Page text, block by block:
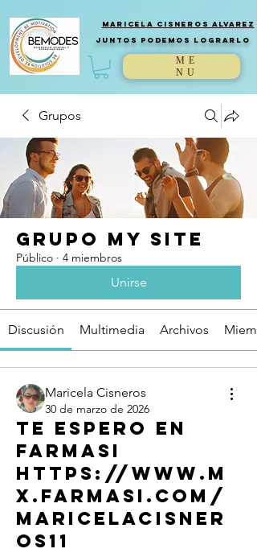
Maricela Cisneros Alvarez
ME
NU
JUntos podemos lograrlo
Grupos
Grupo My Site
Público · 4 miembros
Unirse
Discusión Multimedia Archivos
Maricela Cisneros
30 de marzo de 2026
Te espero en
Farmasi
https://www.m
x.farmasi.com/
maricelacisner
os11